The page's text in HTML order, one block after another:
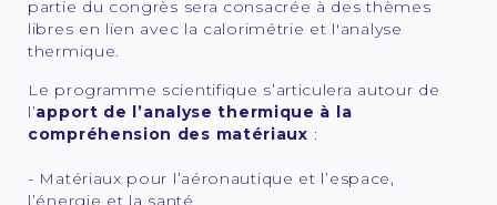
partie du congrès sera consacrée à des thèmes
libres en lien avec la calorimétrie et l'analyse
thermique.
Le programme scientifique s’articulera autour de
l’apport de l’analyse thermique à la
compréhension des matériaux :
- Matériaux pour l’aéronautique et l’espace,
l’énergie et la santé